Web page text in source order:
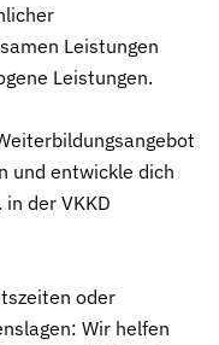
Leistungen
Leistungen.​
und entwickle dich
der VKKD
oder
Wir helfen